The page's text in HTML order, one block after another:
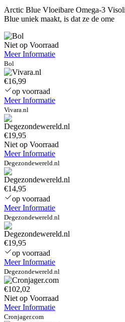
Arctic Blue Vloeibare Omega-3
Blue uniek maakt, is dat ze de ome
Niet op Voorraad
Meer Informatie
Bol
€16,99
op voorraad
Meer Informatie
Vivara.nl
€19,95
Niet op Voorraad
Meer Informatie
Degezondewereld.nl
€14,95
op voorraad
Meer Informatie
Degezondewereld.nl
€19,95
op voorraad
Meer Informatie
Degezondewereld.nl
€102,02
Niet op Voorraad
Meer Informatie
Cronjager.com